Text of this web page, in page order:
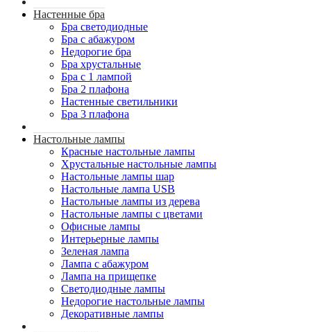
Настенные бра
Бра светодиодные
Бра с абажуром
Недорогие бра
Бра хрустальные
Бра с 1 лампой
Бра 2 плафона
Настенные светильники
Бра 3 плафона
Настольные лампы
Красные настольные лампы
Хрустальные настольные лампы
Настольные лампы шар
Настольные лампа USB
Настольные лампы из дерева
Настольные лампы с цветами
Офисные лампы
Интерьерные лампы
Зеленая лампа
Лампа с абажуром
Лампа на прищепке
Светодиодные лампы
Недорогие настольные лампы
Декоративные лампы